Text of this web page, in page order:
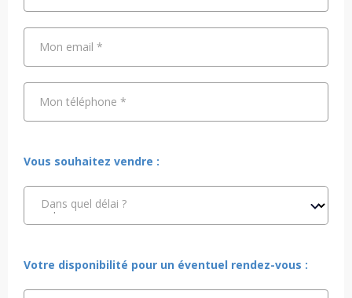
Mon email *
Mon téléphone *
Vous souhaitez vendre :
Dans quel délai ?
Votre disponibilité pour un éventuel rendez-vous :